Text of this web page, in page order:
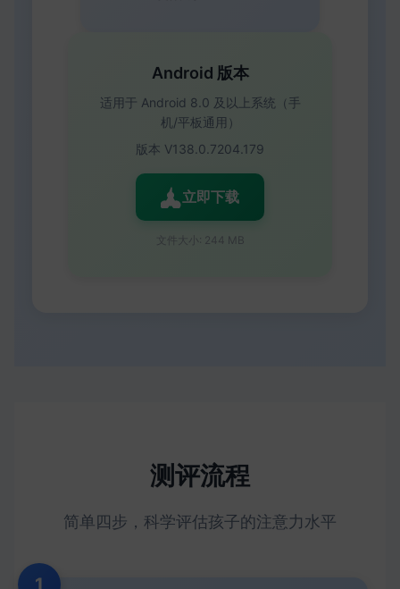
Android 版本
适用于 Android 8.0 及以上系统（手
机/平板通用）
版本 V138.0.7204.179
立即下载
文件大小: 244 MB
测评流程
简单四步，科学评估孩子的注意力水平
1